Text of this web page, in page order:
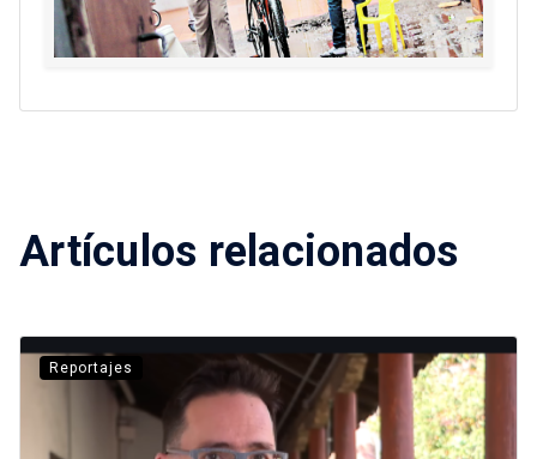
Artículos relacionados
Reportajes